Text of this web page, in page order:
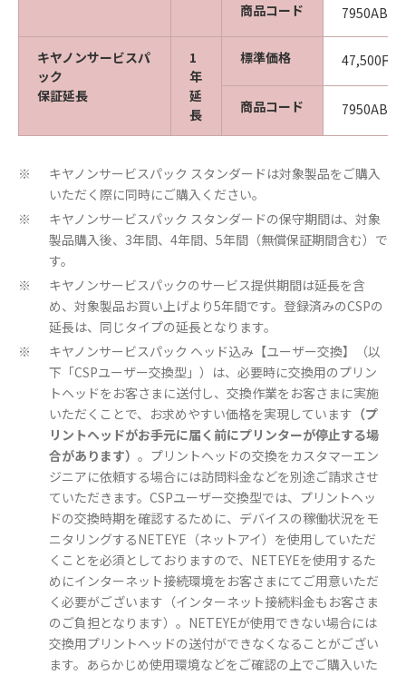
商品コード 7950AB02
キヤノンサービスパ
ック
保証延長
1
年
延
長
標準価格 47,500円
商品コード 7950AB03
※
キヤノンサービスパック スタンダードは対象製品をご購入
いただく際に同時にご購入ください。
※
キヤノンサービスパック スタンダードの保守期間は、対象
製品購入後、3年間、4年間、5年間（無償保証期間含む）で
す。
※
キヤノンサービスパックのサービス提供期間は延長を含
め、対象製品お買い上げより5年間です。登録済みのCSPの
延長は、同じタイプの延長となります。
※
キヤノンサービスパック ヘッド込み【ユーザー交換】（以
下「CSPユーザー交換型」）は、必要時に交換用のプリン
トヘッドをお客さまに送付し、交換作業をお客さまに実施
いただくことで、お求めやすい価格を実現しています （プ
リントヘッドがお手元に届く前にプリンターが停止する場
合があります） 。プリントヘッドの交換をカスタマーエン
ジニアに依頼する場合には訪問料金などを別途ご請求させ
ていただきます。CSPユーザー交換型では、プリントヘッ
ドの交換時期を確認するために、デバイスの稼働状況をモ
ニタリングするNETEYE（ネットアイ）を使用していただ
くことを必須としておりますので、NETEYEを使用するた
めにインターネット接続環境をお客さまにてご用意いただ
く必要がございます（インターネット接続料金もお客さま
のご負担となります）。NETEYEが使用できない場合には
交換用プリントヘッドの送付ができなくなることがござい
ます。あらかじめ使用環境などをご確認の上でご購入いた